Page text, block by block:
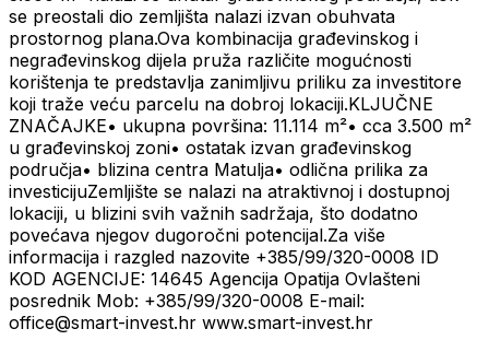
se preostali dio zemljišta nalazi izvan obuhvata
prostornog plana.Ova kombinacija građevinskog i
negrađevinskog dijela pruža različite mogućnosti
korištenja te predstavlja zanimljivu priliku za investitore
koji traže veću parcelu na dobroj lokaciji.KLJUČNE
ZNAČAJKE• ukupna površina: 11.114 m²• cca 3.500 m²
u građevinskoj zoni• ostatak izvan građevinskog
područja• blizina centra Matulja• odlična prilika za
investicijuZemljište se nalazi na atraktivnoj i dostupnoj
lokaciji, u blizini svih važnih sadržaja, što dodatno
povećava njegov dugoročni potencijal.Za više
informacija i razgled nazovite +385/99/320-0008 ID
KOD AGENCIJE: 14645 Agencija Opatija Ovlašteni
posrednik Mob: +385/99/320-0008 E-mail:
office@smart-invest.hr www.smart-invest.hr